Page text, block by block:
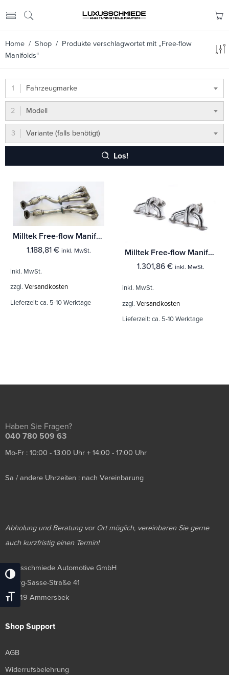
Umschalten Auf Hohe Kontraste
Schrift Vergrößern
Home / Shop / Produkte verschlagwortet mit „Free-flow
Manifolds“
Fahrzeugmarke
Modell
Variante (falls benötigt)
Los!
Milltek Free-flow Manifolds Volkswagen Golf Mk4 R32 3.2 V6 4WD
1.188,81 € inkl. MwSt.
inkl. MwSt.
zzgl. Versandkosten
Lieferzeit: ca. 5-10 Werktage
Milltek Free-flow Manifolds Porsche 911 996 Turbo (inc X50/GT2)
1.301,86 € inkl. MwSt.
inkl. MwSt.
zzgl. Versandkosten
Lieferzeit: ca. 5-10 Werktage
Haben Sie Fragen?
040 780 509 63
Mo-Fr : 10:00 - 13:00 Uhr + 14:00 - 17:00 Uhr
Sa / andere Uhrzeiten : nach Vereinbarung
Abholung und Beratung vor Ort möglich, vereinbaren Sie gerne
auch kurzfristig einen Termin!
Luxusschmiede Automotive GmbH
Georg-Sasse-Straße 41
22949 Ammersbek
Shop Support
AGB
Widerrufsbelehrung